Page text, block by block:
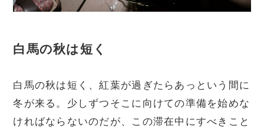
白馬の秋は短く
白馬の秋は短く、紅葉が過ぎたらあっという間に
冬が来る。少しずつそこに向けての準備を始めな
ければならないのだが、この滞在中にすべきこと